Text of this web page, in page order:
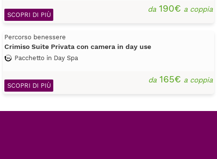
da190€ a coppia
SCOPRI DI PIÙ
Percorso benessere
Crimiso Suite Privata con camera in day use
Pacchetto in Day Spa
da165€ a coppia
SCOPRI DI PIÙ